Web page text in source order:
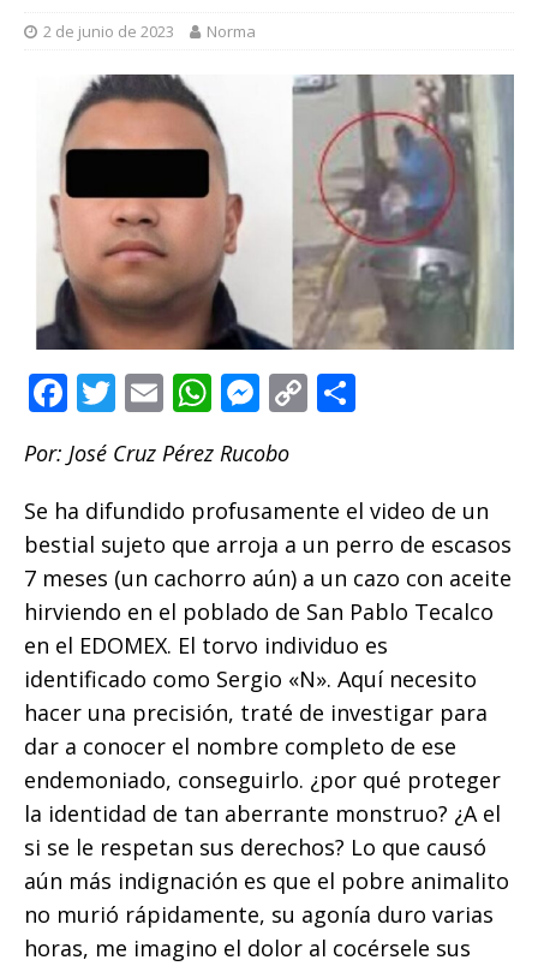
2 de junio de 2023 Norma
F
c
e
b
o
o
k
T
it
te
r
E
m
ai
l
W
at
s
A
p
p
M
e
ss
e
n
g
e
r
C
y
Li
n
k
p
ar
ti
r
Por: José Cruz Pérez Rucobo
Se ha difundido profusamente el video de un
bestial sujeto que arroja a un perro de escasos
7 meses (un cachorro aún) a un cazo con aceite
hirviendo en el poblado de San Pablo Tecalco
en el EDOMEX. El torvo individuo es
identificado como Sergio «N». Aquí necesito
hacer una precisión, traté de investigar para
dar a conocer el nombre completo de ese
endemoniado, conseguirlo. ¿por qué proteger
la identidad de tan aberrante monstruo? ¿A el
si se le respetan sus derechos? Lo que causó
aún más indignación es que el pobre animalito
no murió rápidamente, su agonía duro varias
horas, me imagino el dolor al cocérsele sus